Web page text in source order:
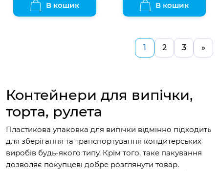
В кошик В кошик
1 2 3 »
Контейнери для випічки,
торта, рулета
Пластикова упаковка для випічки відмінно підходить
для зберігання та транспортування кондитерських
виробів будь-якого типу. Крім того, таке пакування
дозволяє покупцеві добре розглянути товар.